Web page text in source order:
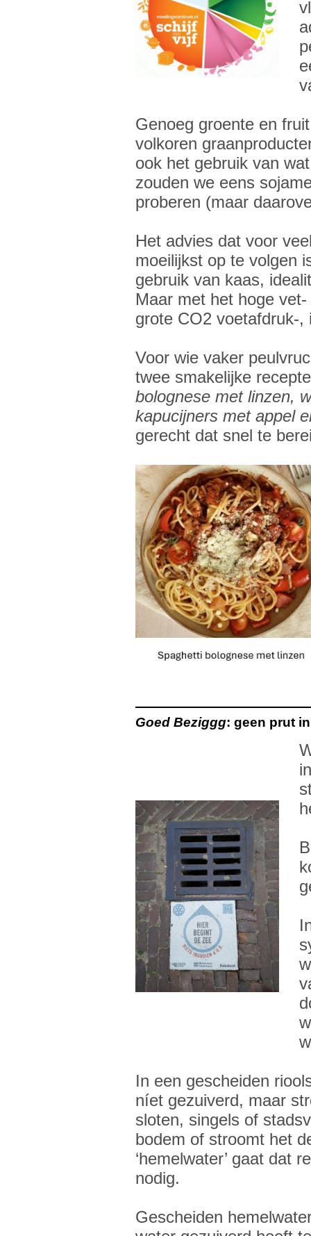
Genoeg groente en
volkoren
ook het gebruik van
zouden we eens
proberen (maar
Het advies dat voor
moeilijkst op te volgen
gebruik van kaas,
Maar met het hoge
grote CO2 voetafdruk-
Voor wie vaker
twee smakelijke
bolognese met linzen,
kapucijners met appel
gerecht dat snel te
Goed Beziggg: geen prut
In een gescheiden
níet gezuiverd, maar
sloten, singels of
bodem of stroomt het
‘hemelwater’ gaat dat
nodig.
Gescheiden